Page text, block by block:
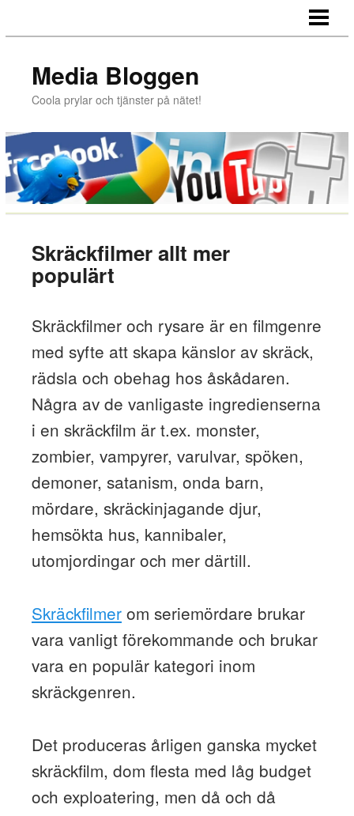
Media Bloggen
Coola prylar och tjänster på nätet!
Skräckfilmer allt mer
populärt
Skräckfilmer och rysare är en filmgenre
med syfte att skapa känslor av skräck,
rädsla och obehag hos åskådaren.
Några av de vanligaste ingredienserna
i en skräckfilm är t.ex. monster,
zombier, vampyrer, varulvar, spöken,
demoner, satanism, onda barn,
mördare, skräckinjagande djur,
hemsökta hus, kannibaler,
utomjordingar och mer därtill.
Skräckfilmerom seriemördare brukar
vara vanligt förekommande och brukar
vara en populär kategori inom
skräckgenren.
Det produceras årligen ganska mycket
skräckfilm, dom flesta med låg budget
och exploatering, men då och då